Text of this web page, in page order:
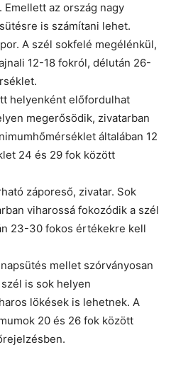
az ország nagy
is számítani lehet.
A szél sokfelé megélénkül,
12-18 fokról, délután 26-
helyenként előfordulhat
megerősödik, zivatarban
általában 12
24 és 29 fok között
záporeső, zivatar. Sok
viharossá fokozódik a szél
23-30 fokos értékekre kell
mellet szórványosan
is sok helyen
lökések is lehetnek. A
20 és 26 fok között